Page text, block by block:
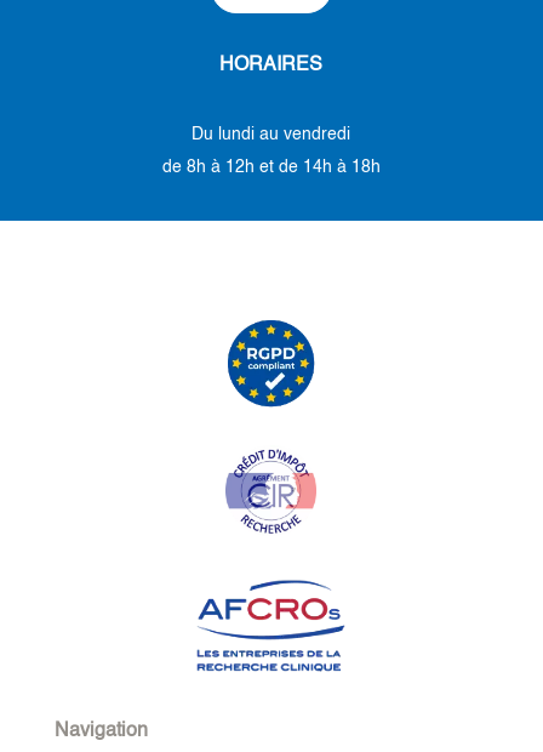
HORAIRES
Du lundi au vendredi
de 8h à 12h et de 14h à 18h
Navigation